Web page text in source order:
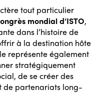
tout particulier
mondial d’ISTO,
dans l’histoire de
à la destination hôte
représente également
stratégiquement
de se créer des
de partenariats long-